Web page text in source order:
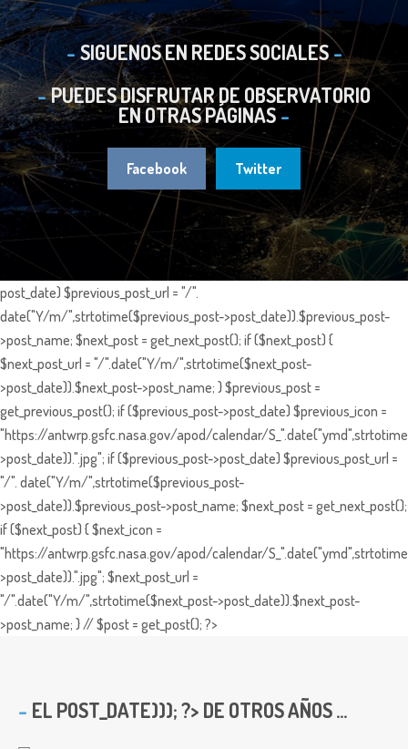
SIGUENOS EN REDES SOCIALES
PUEDES DISFRUTAR DE OBSERVATORIO
EN OTRAS PÁGINAS
Facebook Twitter
post_date) $previous_post_url = "/".
date("Y/m/",strtotime($previous_post->post_date)).$previous_post-
>post_name; $next_post = get_next_post(); if ($next_post) {
$next_post_url = "/".date("Y/m/",strtotime($next_post-
>post_date)).$next_post->post_name; } $previous_post =
get_previous_post(); if ($previous_post->post_date) $previous_icon =
"https://antwrp.gsfc.nasa.gov/apod/calendar/
>post_date)).".jpg"; if ($previous_post->post_date) $previous_post_url =
"/". date("Y/m/",strtotime($previous_post-
>post_date)).$previous_post->post_name; $next_post = get_next_post();
if ($next_post) { $next_icon =
"https://antwrp.gsfc.nasa.gov/apod/calendar/
>post_date)).".jpg"; $next_post_url =
"/".date("Y/m/",strtotime($next_post->post_date)).$next_post-
>post_name; } // $post = get_post(); ?>
EL POST_DATE))); ?> DE OTROS AÑOS ...